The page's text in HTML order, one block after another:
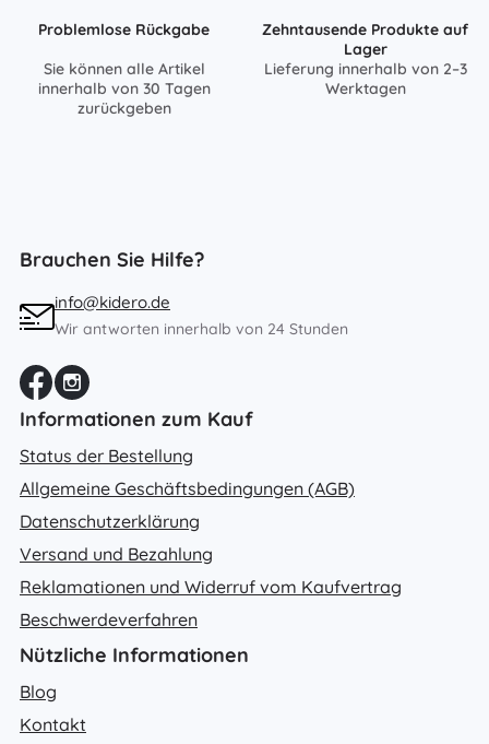
Problemlose Rückgabe
Sie können alle Artikel
innerhalb von 30 Tagen
zurückgeben
Zehntausende Produkte auf
Lager
Lieferung innerhalb von 2–3
Werktagen
Brauchen Sie Hilfe?
info@kidero.de
Wir antworten innerhalb von 24 Stunden
Informationen zum Kauf
Status der Bestellung
Allgemeine Geschäftsbedingungen (AGB)
Datenschutzerklärung
Versand und Bezahlung
Reklamationen und Widerruf vom Kaufvertrag
Beschwerdeverfahren
Nützliche Informationen
Blog
Kontakt